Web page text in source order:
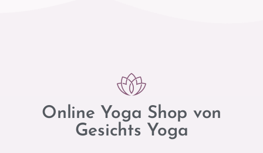
Online Yoga Shop von
Gesichts Yoga